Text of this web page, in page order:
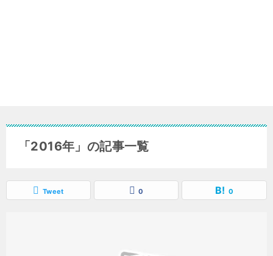
「2016年」の記事一覧
Tweet 0 0